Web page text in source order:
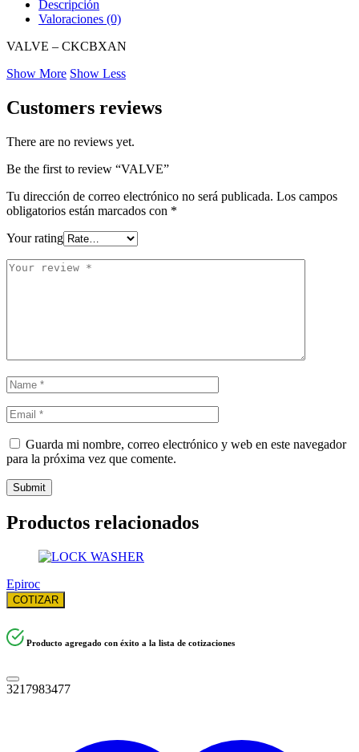
Descripción
Valoraciones (0)
VALVE – CKCBXAN
Show More Show Less
Customers reviews
There are no reviews yet.
Be the first to review “VALVE”
Tu dirección de correo electrónico no será publicada. Los campos
obligatorios están marcados con *
Your rating
Guarda mi nombre, correo electrónico y web en este navegador
para la próxima vez que comente.
Productos relacionados
Epiroc
COTIZAR
Producto agregado con éxito a la lista de cotizaciones
3217983477